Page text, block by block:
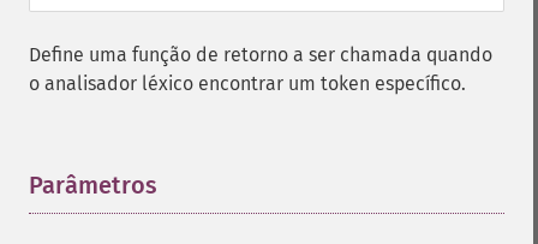
Define uma função de retorno a ser chamada quando
o analisador léxico encontrar um token específico.
Parâmetros